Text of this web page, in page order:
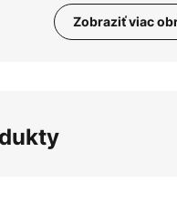
Zobraziť viac